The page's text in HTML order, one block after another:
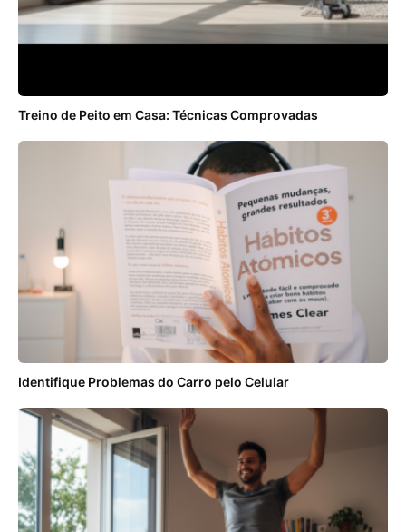
Treino de Peito em Casa: Técnicas Comprovadas
Identifique Problemas do Carro pelo Celular